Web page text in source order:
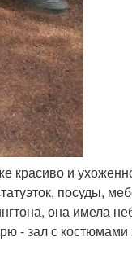
красиво и
посуды,
она имела
- зал с костюмами